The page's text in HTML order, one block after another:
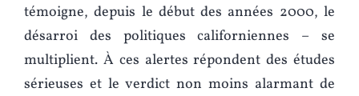
témoigne, depuis le début des années 2000, le
désarroi des politiques californiennes – se
multiplient. À ces alertes répondent des études
sérieuses et le verdict non moins alarmant de